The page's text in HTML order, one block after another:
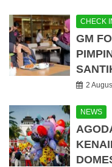
CHECK
GM
2
NEWS